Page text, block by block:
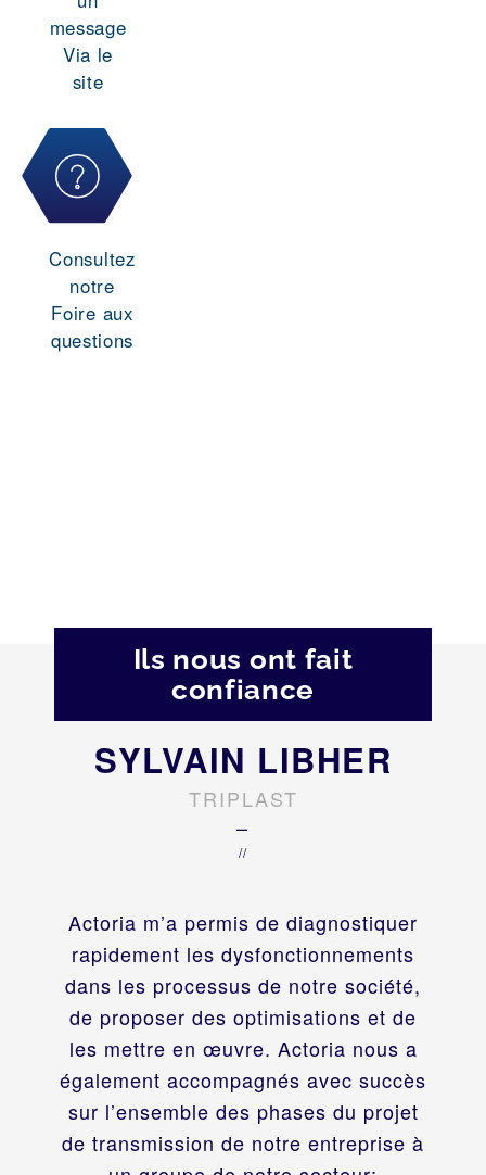
message
Via le
site
Consultez
notre
Foire aux
questions
Ils nous ont fait
confiance
Actoria m’a permis de diagnostiquer
rapidement les dysfonctionnements
dans les processus de notre société,
de proposer des optimisations et de
les mettre en œuvre. Actoria nous a
également accompagnés avec succès
sur l’ensemble des phases du projet
de transmission de notre entreprise à
SYLVAIN LIBHER
TRIPLAST
–
//